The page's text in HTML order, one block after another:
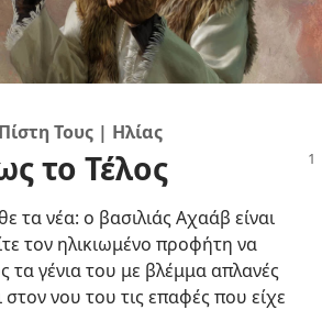
Τους | Ηλίας
το Τέλος
τα νέα: ο βασιλιάς Αχαάβ είναι
τον ηλικιωμένο προφήτη να
τα γένια του με βλέμμα απλανές
νου του τις επαφές που είχε